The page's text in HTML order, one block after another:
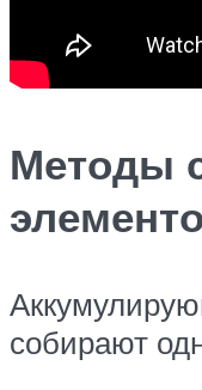
Методы
собирают